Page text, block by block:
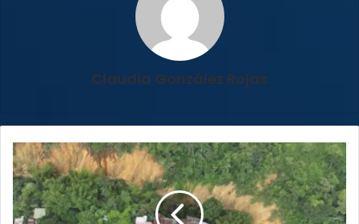
Claudia González Rojas
CNE
vigila
140
deslizamientos
en